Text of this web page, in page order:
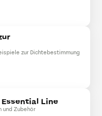
zur Dichtebestimmung
Line
und Zubehör